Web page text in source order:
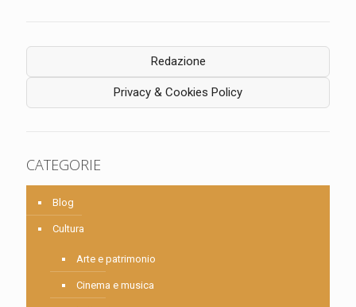
Redazione
Privacy & Cookies Policy
CATEGORIE
Blog
Cultura
Arte e patrimonio
Cinema e musica